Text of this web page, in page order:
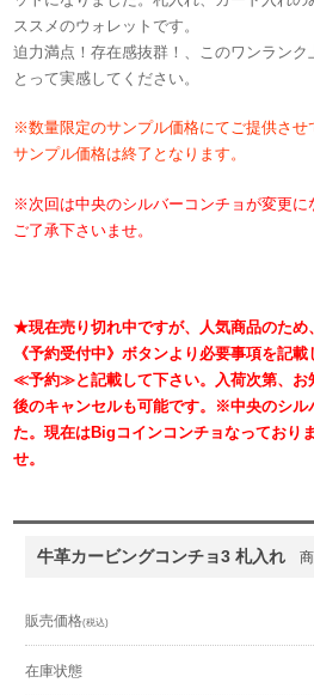
ススメのウォレットです。
迫力満点！存在感抜群！、このワンラン
とって実感してください。
※数量限定のサンプル価格にてご提供させ
サンプル価格は終了となります。
※次回は中央のシルバーコンチョが変更に
ご了承下さいませ。
★現在売り切れ中ですが、人気商品のため
《予約受付中》ボタンより必要事項を記
≪予約≫と記載して下さい。入荷次第、お
後のキャンセルも可能です。※中央のシル
た。現在はBigコインコンチョなっており
せ。
牛革カービングコンチョ3 札入れ
販売価格(税込)
在庫状態